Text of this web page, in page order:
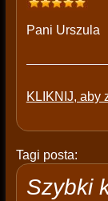
Pani Urszula
KLIKNIJ, aby
Tagi posta:
Szybki